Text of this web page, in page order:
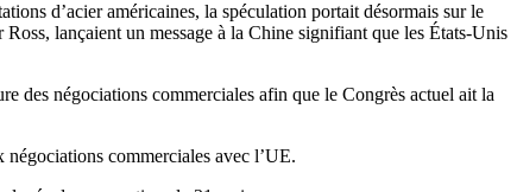
d’acier américaines, la spéculation portait désormais sur le
lançaient un message à la Chine signifiant que les États-Unis
des négociations commerciales afin que le Congrès actuel ait la
commerciales avec l’UE.